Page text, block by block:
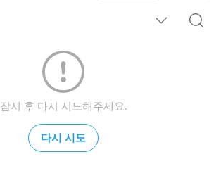
잠시 후 다시 시도해주세요.
다시 시도